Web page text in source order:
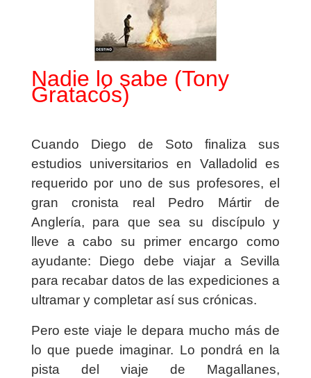
Nadie lo sabe (Tony
Gratacós)
Cuando Diego de Soto finaliza sus
estudios universitarios en Valladolid es
requerido por uno de sus profesores, el
gran cronista real Pedro Mártir de
Anglería, para que sea su discípulo y
lleve a cabo su primer encargo como
ayudante: Diego debe viajar a Sevilla
para recabar datos de las expediciones a
ultramar y completar así sus crónicas.
Pero este viaje le depara mucho más de
lo que puede imaginar. Lo pondrá en la
pista del viaje de Magallanes,